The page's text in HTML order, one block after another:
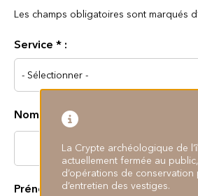
Les champs obligatoires sont marqués
Service * :
Nom :
Prénom :
La Crypte archéologique de
actuellement fermée au
d’opérations de conservation
d’entretien des vestiges.